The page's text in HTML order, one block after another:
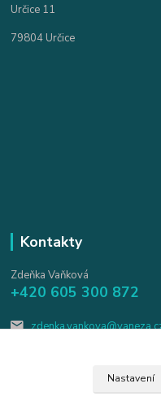
Určice 11
79804 Určice
Kontakty
Zdeňka Vaňková
+420 605 300 872
Nastavení